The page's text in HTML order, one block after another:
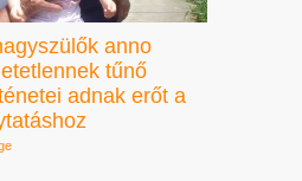
anno
tűnő
adnak erőt a